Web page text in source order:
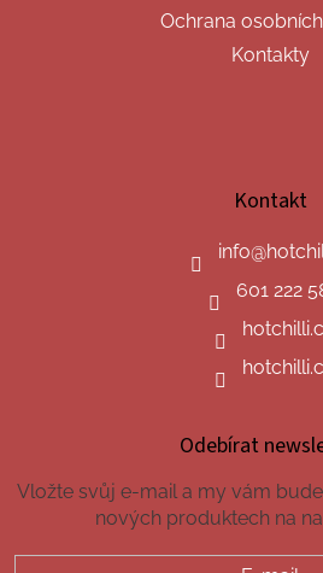
Ochrana
Kontakty
Kontakt
info@
601 222
Odebírat
Vložte svůj e-mail a my vám
nových produktech na